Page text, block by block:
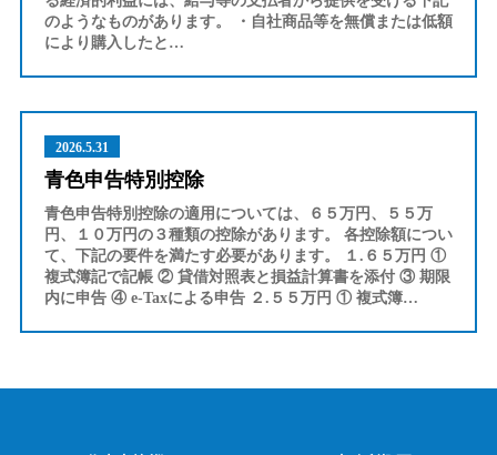
のようなものがあります。 ・自社商品等を無償または低額
により購入したと…
2026.5.31
青色申告特別控除
青色申告特別控除の適用については、６５万円、５５万
円、１０万円の３種類の控除があります。 各控除額につい
て、下記の要件を満たす必要があります。 １.６５万円 ①
複式簿記で記帳 ② 貸借対照表と損益計算書を添付 ③ 期限
内に申告 ④ e-Taxによる申告 ２.５５万円 ① 複式簿…